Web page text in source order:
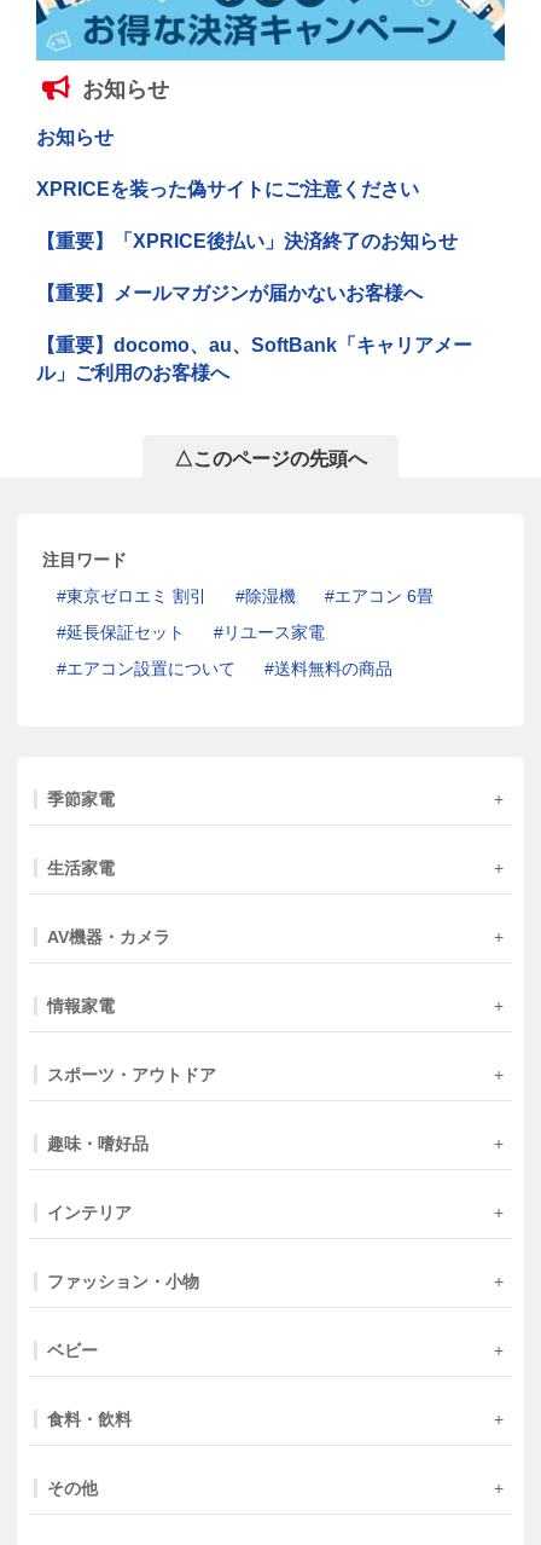
お知らせ
お知らせ
XPRICEを装った偽サイトにご注意ください
【重要】「XPRICE後払い」決済終了のお知らせ
【重要】メールマガジンが届かないお客様へ
【重要】docomo、au、SoftBank「キャリアメー
ル」ご利用のお客様へ
△このページの先頭へ
注目ワード
東京ゼロエミ 割引
除湿機
エアコン 6畳
延長保証セット
リユース家電
エアコン設置について
送料無料の商品
季節家電
生活家電
AV機器・カメラ
情報家電
スポーツ・アウトドア
趣味・嗜好品
インテリア
ファッション・小物
ベビー
食料・飲料
その他